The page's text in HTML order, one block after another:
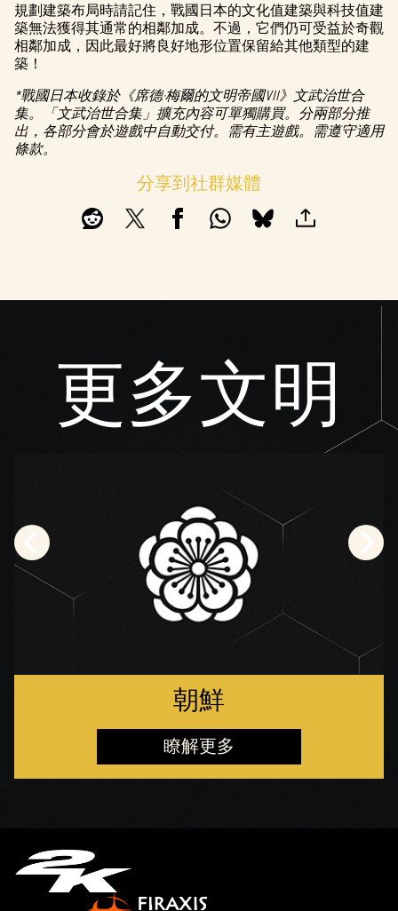
規劃建築布局時請記住，戰國日本的文化值建築與科技值建
築無法獲得其通常的相鄰加成。不過，它們仍可受益於奇觀
相鄰加成，因此最好將良好地形位置保留給其他類型的建
築！
*戰國日本收錄於《席德·梅爾的文明帝國VII》文武治世合
集。「文武治世合集」擴充內容可單獨購買。分兩部分推
出，各部分會於遊戲中自動交付。需有主遊戲。需遵守適用
條款。
分享到社群媒體
更多文明
朝鮮
瞭解更多